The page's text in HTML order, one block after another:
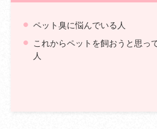
ペット臭に悩んでいる人
これからペットを飼おうと思っ
人